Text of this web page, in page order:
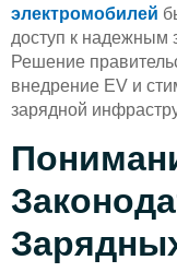
электромобилей
доступ к надежным
Решение
внедрение EV и
зарядной